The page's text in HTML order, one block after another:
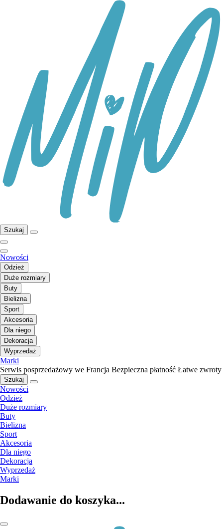
Szukaj
Nowości
Odzież
Duże rozmiary
Buty
Bielizna
Sport
Akcesoria
Dla niego
Dekoracja
Wyprzedaż
Marki
Serwis posprzedażowy we Francja Bezpieczna płatność Łatwe zwroty
Szukaj
Nowości
Odzież
Duże rozmiary
Buty
Bielizna
Sport
Akcesoria
Dla niego
Dekoracja
Wyprzedaż
Marki
Dodawanie do koszyka...